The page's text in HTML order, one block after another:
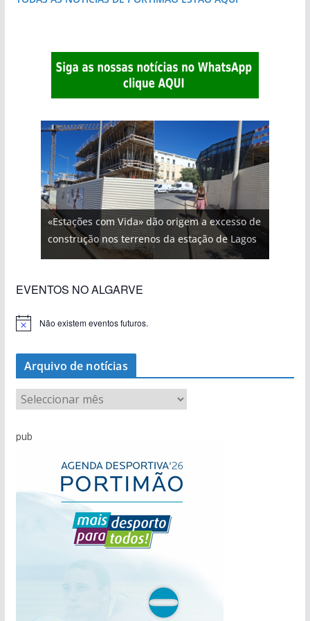
«Estações com Vida» dão origem a excesso de
construção nos terrenos da estação de Lagos
EVENTOS NO ALGARVE
Não existem eventos futuros.
Arquivo de notícias
q
pub